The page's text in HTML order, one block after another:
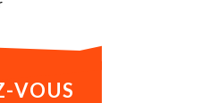
VOUS